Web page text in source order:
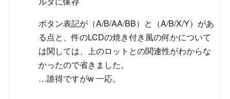
ボタン表記が（A/B/AA/BB）と（A/B/X/Y）があ
る点と、件のLCDの焼き付き風の何かについて
は関しては、上のロットとの関連性がわからな
かったので省きました。
…誰得ですがw 一応。